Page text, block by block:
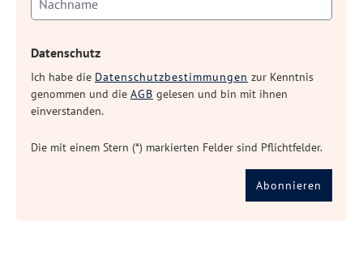
Datenschutz
Ich habe die Datenschutzbestimmungen zur Kenntnis
genommen und die AGB gelesen und bin mit ihnen
einverstanden.
Die mit einem Stern (*) markierten Felder sind Pflichtfelder.
Abonnieren